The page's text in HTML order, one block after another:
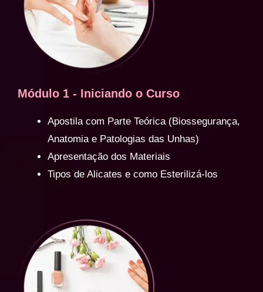
Módulo 1 - Iniciando o Curso
Apostila com Parte Teórica (Biossegurança,
Anatomia e Patologias das Unhas)
Apresentação dos Materiais
Tipos de Alicates e como Esterilizá-los